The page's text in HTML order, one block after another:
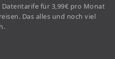
für 3,99€ pro Monat
Das alles und noch viel